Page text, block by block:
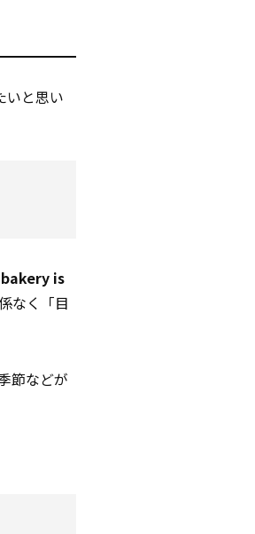
いと思い
is
なく「目
節などが